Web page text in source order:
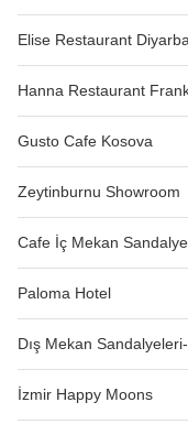
Elise Restaurant
Hanna Restaurant
Gusto Cafe Kosova
Zeytinburnu Showroom
Cafe İç Mekan
Paloma Hotel
Dış Mekan
İzmir Happy Moons